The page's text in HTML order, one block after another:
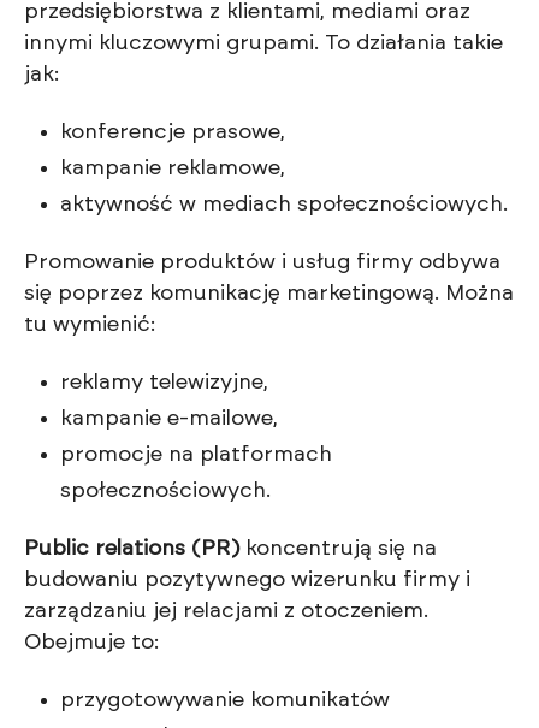
przedsiębiorstwa z klientami, mediami oraz
innymi kluczowymi grupami. To działania takie
jak:
konferencje prasowe,
kampanie reklamowe,
aktywność w mediach społecznościowych.
Promowanie produktów i usług firmy odbywa
się poprzez komunikację marketingową. Można
tu wymienić:
reklamy telewizyjne,
kampanie e-mailowe,
promocje na platformach
społecznościowych.
Public relations (PR)koncentrują się na
budowaniu pozytywnego wizerunku firmy i
zarządzaniu jej relacjami z otoczeniem.
Obejmuje to:
przygotowywanie komunikatów